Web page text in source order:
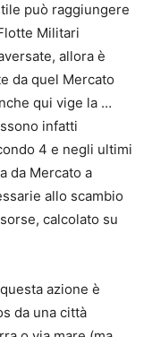
può raggiungere
Militari
allora è
da quel Mercato
qui vige la …
infatti
4 e negli ultimi
da Mercato a
allo scambio
calcolato su
azione è
da una città